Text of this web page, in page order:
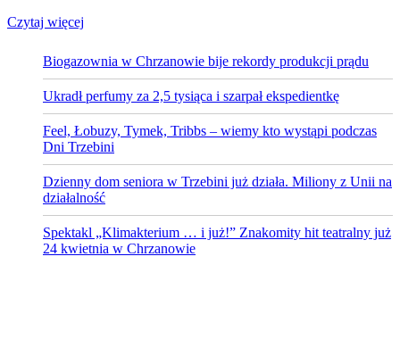
Czytaj więcej
Biogazownia w Chrzanowie bije rekordy produkcji prądu
Ukradł perfumy za 2,5 tysiąca i szarpał ekspedientkę
Feel, Łobuzy, Tymek, Tribbs – wiemy kto wystąpi podczas
Dni Trzebini
Dzienny dom seniora w Trzebini już działa. Miliony z Unii na
działalność
Spektakl „Klimakterium … i już!” Znakomity hit teatralny już
24 kwietnia w Chrzanowie